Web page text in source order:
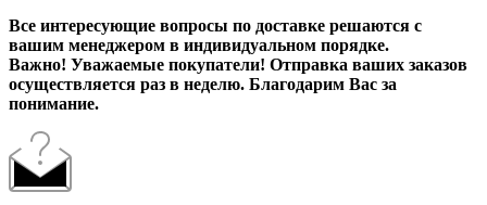
Все интересующие вопросы по доставке решаются с
вашим менеджером в индивидуальном порядке.
Важно! Уважаемые покупатели! Отправка ваших заказов
осуществляется раз в неделю. Благодарим Вас за
понимание.